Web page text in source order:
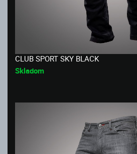
CLUB SPORT SKY BLACK
Skladom